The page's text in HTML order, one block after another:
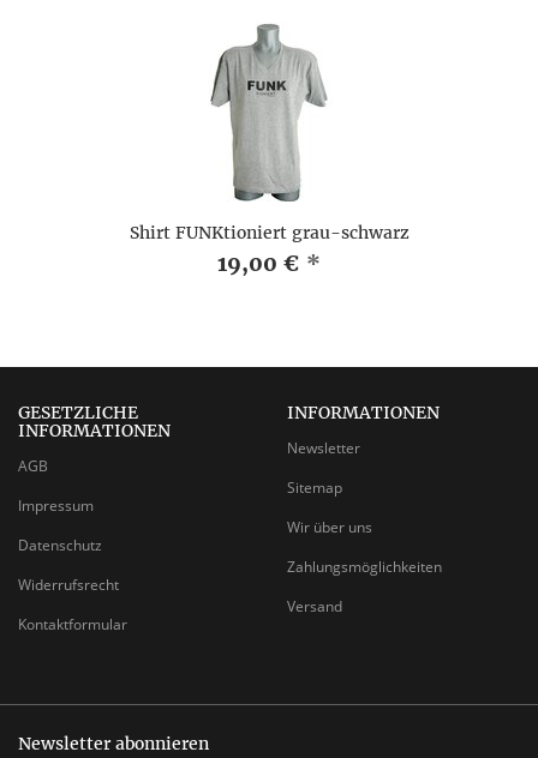
Shirt FUNKtioniert grau-schwarz
19,00 € *
GESETZLICHE
INFORMATIONEN
AGB
Impressum
Datenschutz
Widerrufsrecht
Kontaktformular
INFORMATIONEN
Newsletter
Sitemap
Wir über uns
Zahlungsmöglichkeiten
Versand
Newsletter abonnieren